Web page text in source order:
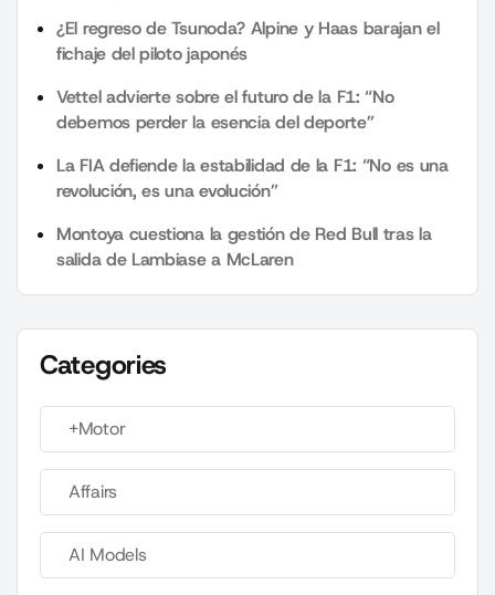
¿El regreso de Tsunoda? Alpine y Haas barajan el
fichaje del piloto japonés
Vettel advierte sobre el futuro de la F1: “No
debemos perder la esencia del deporte”
La FIA defiende la estabilidad de la F1: “No es una
revolución, es una evolución”
Montoya cuestiona la gestión de Red Bull tras la
salida de Lambiase a McLaren
Categories
+Motor
Affairs
AI Models